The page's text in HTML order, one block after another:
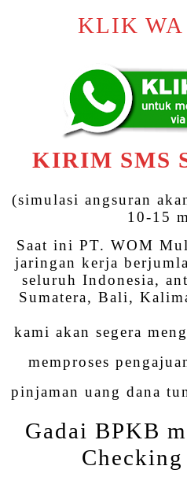
KLIK
KIRIM SMS
(simulasi angsuran
10-15
Saat ini PT. WOM
jaringan kerja
seluruh Indonesia,
Sumatera, Bali,
kami akan segera
memproses
pinjaman uang dana
Gadai BPKB